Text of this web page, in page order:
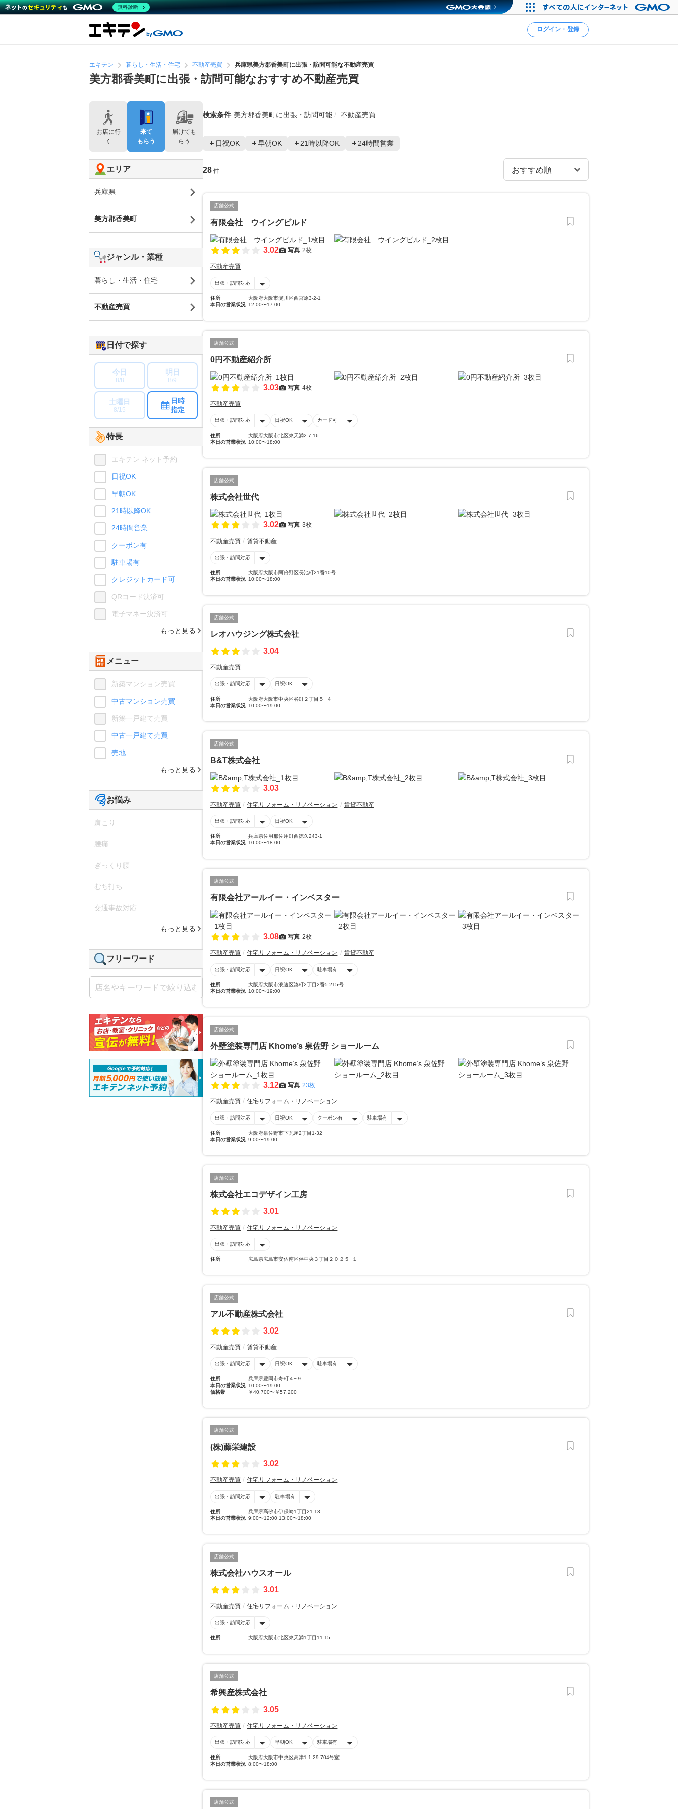
ログイン・登録
エキテン 暮らし・生活・住宅 不動産売買 兵庫県美方郡香美町に出張・訪問可能な不動産売買
美方郡香美町に出張・訪問可能なおすすめ不動産売買
検索条件 美方郡香美町に出張・訪問可能 不動産売買
日祝OK 早朝OK 21時以降OK 24時間営業
28 件
店舗公式
有限会社 ウイングビルド
3.02 写真 2枚
不動産売買
出張・訪問対応
住所
大阪府大阪市淀川区西宮原3-2-1
本日の営業状況 12:00〜17:00
店舗公式
0円不動産紹介所
3.03 写真 4枚
不動産売買
出張・訪問対応 日祝OK カード可
住所
大阪府大阪市北区東天満2-7-16
本日の営業状況 10:00〜18:00
店舗公式
株式会社世代
3.02 写真 3枚
不動産売買 賃貸不動産
出張・訪問対応
住所
大阪府大阪市阿倍野区長池町21番10号
本日の営業状況 10:00〜18:00
店舗公式
レオハウジング株式会社
3.04
不動産売買
出張・訪問対応 日祝OK
住所
大阪府大阪市中央区谷町２丁目５−４
本日の営業状況 10:00〜19:00
店舗公式
B&T株式会社
3.03
不動産売買 住宅リフォーム・リノベーション 賃貸不動産
出張・訪問対応 日祝OK
住所
兵庫県佐用郡佐用町西徳久243-1
本日の営業状況 10:00〜18:00
店舗公式
有限会社アールイー・インベスター
3.08 写真 2枚
不動産売買 住宅リフォーム・リノベーション 賃貸不動産
出張・訪問対応 日祝OK 駐車場有
住所
大阪府大阪市浪速区湊町2丁目2番5-215号
本日の営業状況 10:00〜19:00
店舗公式
外壁塗装専門店 Khome’s 泉佐野 ショールーム
3.12 写真 23枚
不動産売買 住宅リフォーム・リノベーション
出張・訪問対応 日祝OK クーポン有 駐車場有
住所
大阪府泉佐野市下瓦屋2丁目1-32
本日の営業状況 9:00〜19:00
店舗公式
株式会社エコデザイン工房
3.01
不動産売買 住宅リフォーム・リノベーション
出張・訪問対応
住所 広島県広島市安佐南区伴中央３丁目２０２５−１
店舗公式
アル不動産株式会社
3.02
不動産売買 賃貸不動産
出張・訪問対応 日祝OK 駐車場有
住所
兵庫県豊岡市寿町４−９
本日の営業状況 10:00〜19:00
価格帯
￥40,700〜￥57,200
店舗公式
(株)藤栄建設
3.02
不動産売買 住宅リフォーム・リノベーション
出張・訪問対応 駐車場有
住所
兵庫県高砂市伊保崎1丁目21-13
本日の営業状況 9:00〜12:00 13:00〜18:00
店舗公式
株式会社ハウスオール
3.01
不動産売買 住宅リフォーム・リノベーション
出張・訪問対応
住所 大阪府大阪市北区東天満1丁目11-15
店舗公式
希興産株式会社
3.05
不動産売買 住宅リフォーム・リノベーション
出張・訪問対応 早朝OK 駐車場有
住所
大阪府大阪市中央区高津1-1-29-704号室
本日の営業状況 8:00〜18:00
店舗公式
お店に行
く
来て
もらう
届けても
らう
エリア
兵庫県
美方郡香美町
ジャンル・業種
暮らし・生活・住宅
不動産売買
日付で探す
今日
8/8
明日
8/9
土曜日
8/15
日時
指定
特長
エキテン ネット予約
日祝OK
早朝OK
21時以降OK
24時間営業
クーポン有
駐車場有
クレジットカード可
QRコード決済可
電子マネー決済可
もっと見る
メニュー
新築マンション売買
中古マンション売買
新築一戸建て売買
中古一戸建て売買
売地
もっと見る
お悩み
肩こり
腰痛
ぎっくり腰
むち打ち
交通事故対応
もっと見る
フリーワード
無料診断